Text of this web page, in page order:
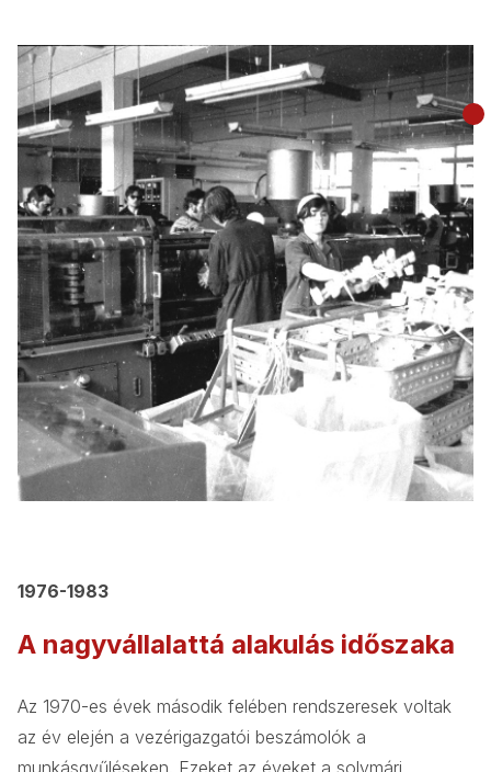
1976-1983
A nagyvállalattá alakulás időszaka
Az 1970-es évek második felében rendszeresek voltak
az év elején a vezérigazgatói beszámolók a
munkásgyűléseken. Ezeket az éveket a solymári